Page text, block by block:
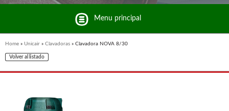
Menu principal
Listado de marcas y productos del Grupo Disber
Home » Unicair » Clavadoras » Clavadora NOVA 8/30
Volver al listado